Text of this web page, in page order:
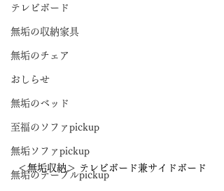
テレビボード
無垢の収納家具
無垢のチェア
おしらせ
無垢のベッド
至福のソファpickup
無垢ソファpickup
無垢のテーブルpickup
＜無垢収納＞ テレビボード兼サイドボード